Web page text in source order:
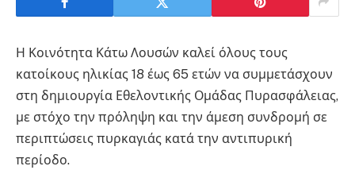
Η Κοινότητα Κάτω Λουσών καλεί όλους τους
κατοίκους ηλικίας 18 έως 65 ετών να συμμετάσχουν
στη δημιουργία Εθελοντικής Ομάδας Πυρασφάλειας,
με στόχο την πρόληψη και την άμεση συνδρομή σε
περιπτώσεις πυρκαγιάς κατά την αντιπυρική
περίοδο.